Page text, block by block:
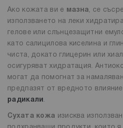
Ако кожата ви е мазна, се
използването на леки
гелове или слънцезащитни
като салицилова киселина и
чиста, докато глицерин или
осигуряват хидратация.
могат да помогнат за
предпазят от вредното
радикали .
Сухата кожа
изисква